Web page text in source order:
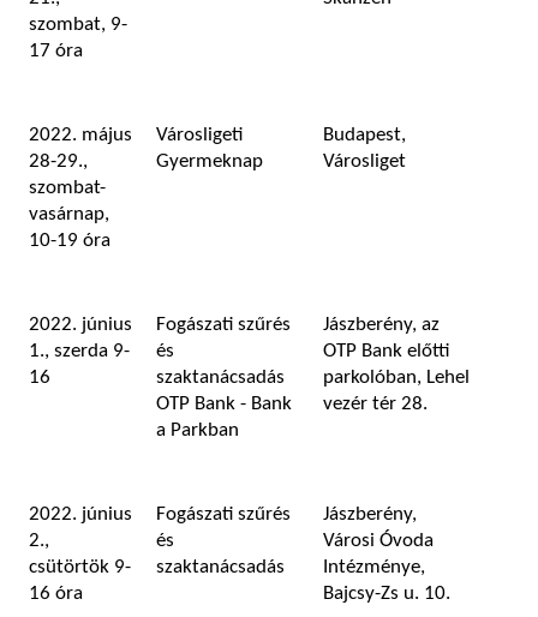
szombat, 9-
17 óra
2022. május
28-29.,
szombat-
vasárnap,
10-19 óra
Városligeti
Gyermeknap
Budapest,
Városliget
2022. június
1., szerda 9-
16
Fogászati szűrés
és
szaktanácsadás
OTP Bank - Bank
a Parkban
Jászberény, az
OTP Bank előtti
parkolóban, Lehel
vezér tér 28.
2022. június
2.,
csütörtök 9-
16 óra
Fogászati szűrés
és
szaktanácsadás
Jászberény,
Városi Óvoda
Intézménye,
Bajcsy-Zs u. 10.